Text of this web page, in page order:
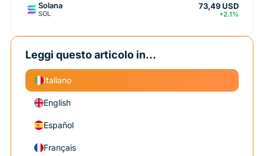
Solana
SOL
73,49 USD
+2.1%
Leggi questo articolo in...
Italiano
English
Español
Français